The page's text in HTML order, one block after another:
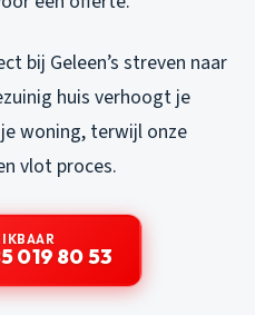
bij Geleen’s streven naar
huis verhoogt je
woning, terwijl onze
vlot proces.
019 80 53